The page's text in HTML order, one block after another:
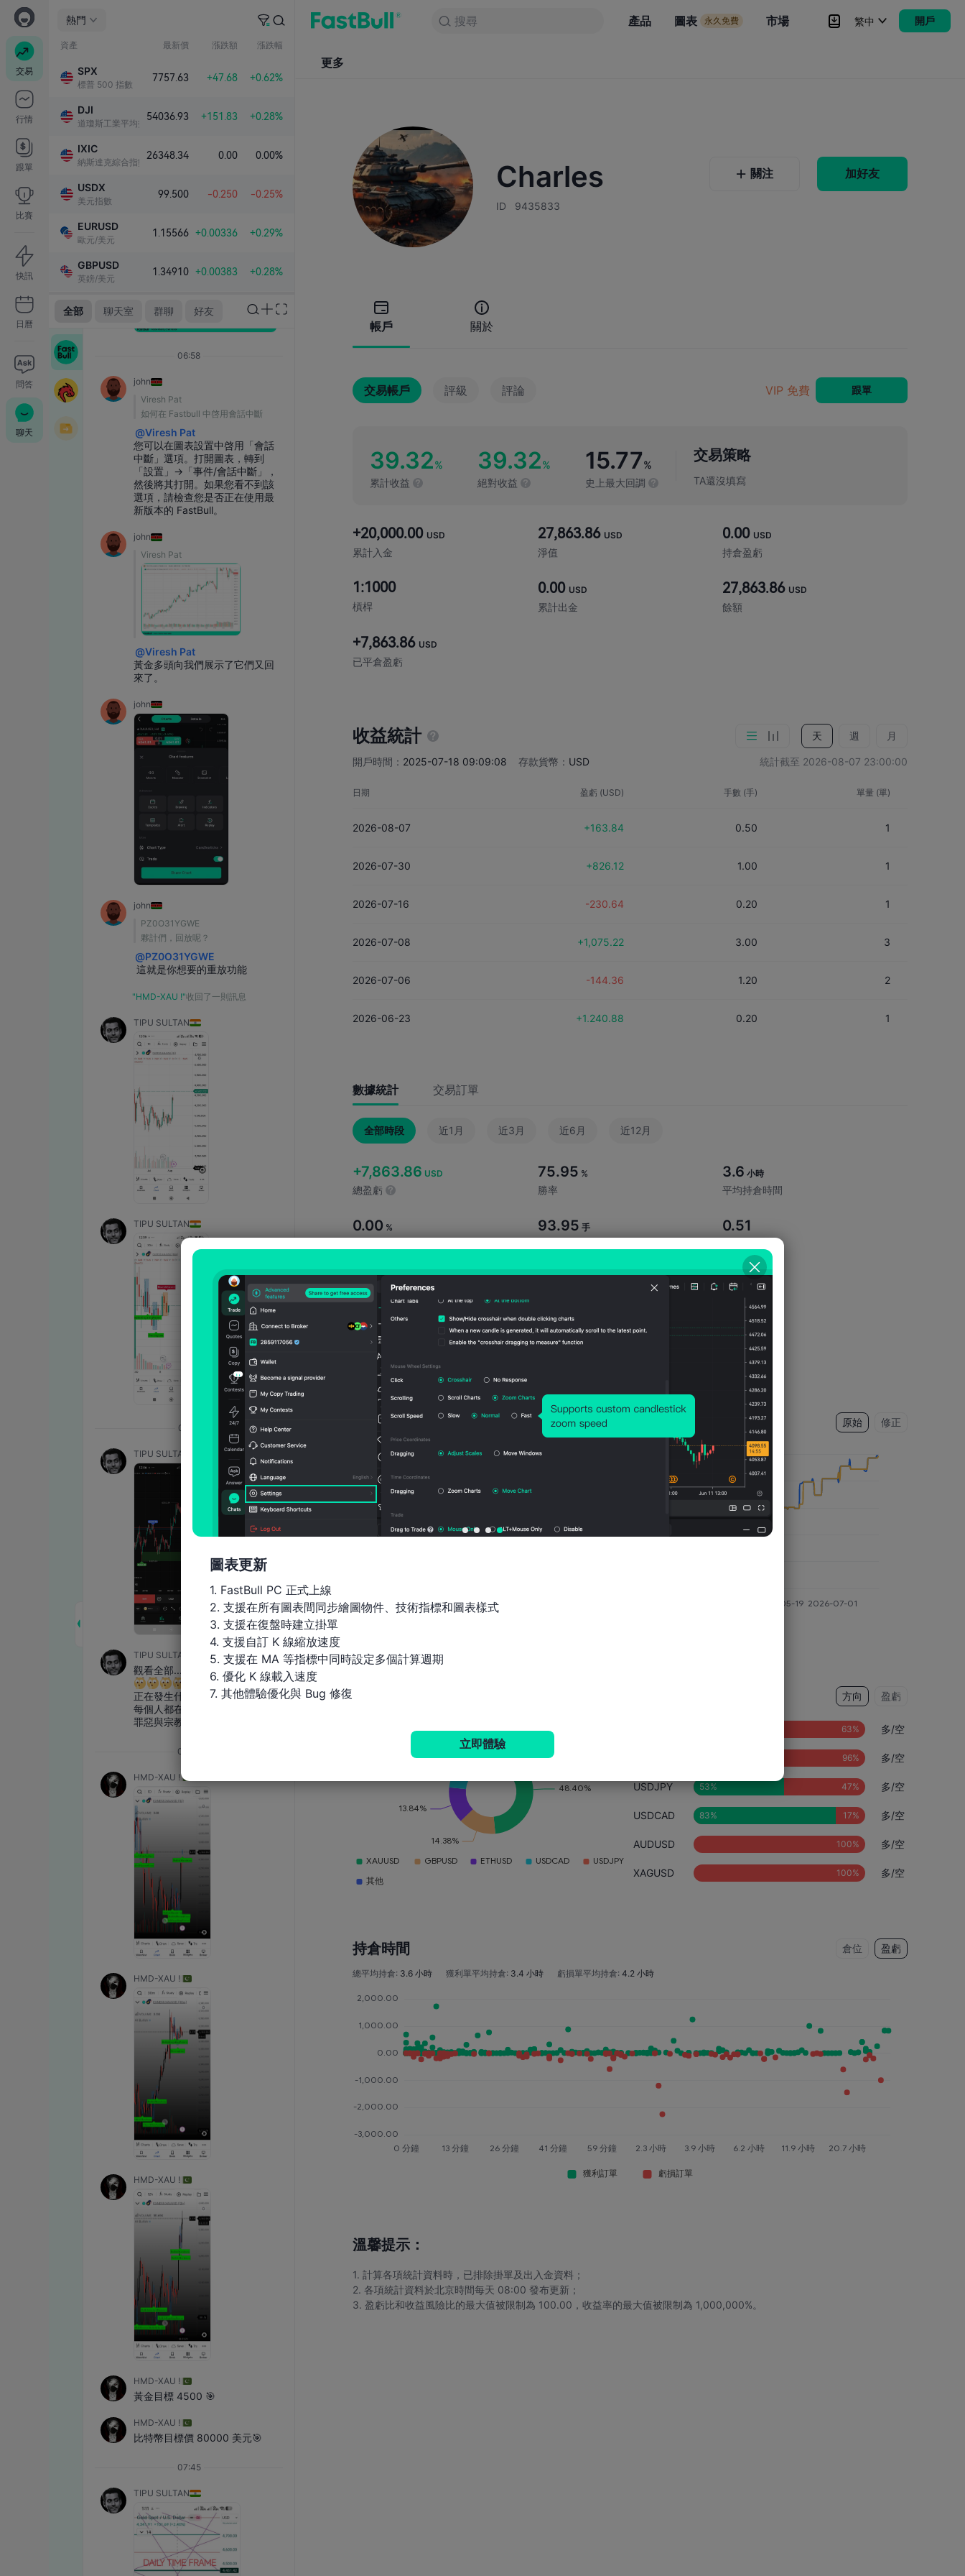
交易
行情
跟單
比賽
快訊
日曆
問答
聊天
熱門
資產 最新價 漲跌額 漲跌幅
SPX
標普 500 指數
7757.63 +47.68 +0.62%
DJI
道瓊斯工業平均指數
54036.93 +151.83 +0.28%
IXIC
納斯達克綜合指數
26348.34 0.00 0.00%
USDX
美元指數
99.500 -0.250 -0.25%
EURUSD
歐元/美元
1.15566 +0.00336 +0.29%
GBPUSD
英鎊/美元
1.34910 +0.00383 +0.28%
XAUUSD
黃金/美元
4341.81 +101.79 +2.40%
輕質原油
全部 聊天室 群聊 好友
[圖片]
华人交易聊天室
歡迎進入聊天室
TIPU SULTAN
07:45
HMD-XAU !
比特幣目標價 80000 美元🎯
HMD-XAU !
黃金目標 4500 🎯
HMD-XAU !
HMD-XAU !
HMD-XAU !
07:26
TIPU SULTAN
觀看全部..........
正在發生什麼，正在展示什麼，
每個人都在關注，世界即將打破
罪惡與宗教的熔爐
TIPU SULTAN
07:16
TIPU SULTAN
TIPU SULTAN
"HMD-XAU !"收回了一則訊息
john
PZ0O31YGWE
夥計們，回放呢？
@PZ0O31YGWE
這就是你想要的重放功能
john
john
Viresh Pat
@Viresh Pat
黃金多頭向我們展示了它們又回
來了。
john
Viresh Pat
如何在 Fastbull 中啓用會話中斷
@Viresh Pat
您可以在圖表設置中啓用「會話
中斷」選項。打開圖表，轉到
「設置」→「事件/會話中斷」，
然後將其打開。如果您看不到該
選項，請檢查您是否正在使用最
新版本的 FastBull。
06:58
如何在 Fastbull 中啓用會話中斷
06:49
沒有 Nas100 圖表嗎？
比特幣出售
06:36
搜尋 產品 圖表 永久免費 市場 繁中 開戶
產品 圖表 永久免費 市場 Brokers
更多
Charles
ID 9435833
關注 加好友
帳戶 關於
交易帳戶 評級 評論 VIP 免費 跟單
39.32%
累計收益
39.32%
絕對收益
15.77%
史上最大回調
交易策略
TA還沒填寫
+20,000.00 USD
累計入金
27,863.86 USD
淨值
0.00 USD
持倉盈虧
1:1000
槓桿
0.00 USD
累計出金
27,863.86 USD
餘額
+7,863.86 USD
已平倉盈虧
收益統計 天 週 月
開戶時間： 2025-07-18 09:09:08 存款貨幣： USD 統計截至 2026-08-07 23:00:00
日期 盈虧 (USD) 手數 (手) 單量 (單)
2026-08-07 +163.84 0.50 1
2026-07-30 +826.12 1.00 1
2026-07-16 -230.64 0.20 1
2026-07-08 +1,075.22 3.00 3
2026-07-06 -144.36 1.20 2
2026-06-23 +1,240.88 0.20 1
2026-06-08
2026-06-05 +322.88
2026-06-01 0.10
數據統計 交易訂單
全部時段 近1月 近3月 近6月 近12月
+7,863.86 USD
總盈虧
75.95 %
勝率
3.6 小時
平均持倉時間
0.00 % 93.95 手 0.51
0.24
平均交易手數
1.27
展開全部
統計截至
餘額/淨值 原始 修正
方向 盈虧
多/空
多/空
USDJPY 多/空
USDCAD 多/空
AUDUSD 多/空
XAGUSD 多/空
持倉時間 倉位 盈虧
總平均持倉: 3.6 小時 獲利單平均持倉: 3.4 小時 虧損單平均持倉:4.2 小時
溫馨提示：
1. 計算各項統計資料時，已排除掛單及出入金資料；
2. 各項統計資料於北京時間每天 08:00 發布更新；
3. 盈虧比和收益風險比的最大值被限制為 100.00，收益率的最大值被限制為 1,000,000%。
圖表更新
1. FastBull PC 正式上線
2. 支援在所有圖表間同步繪圖物件、技術指標和圖表樣式
3. 支援在復盤時建立掛單
4. 支援自訂 K 線縮放速度
5. 支援在 MA 等指標中同時設定多個計算週期
6. 優化 K 線載入速度
7. 其他體驗優化與 Bug 修復
立即體驗